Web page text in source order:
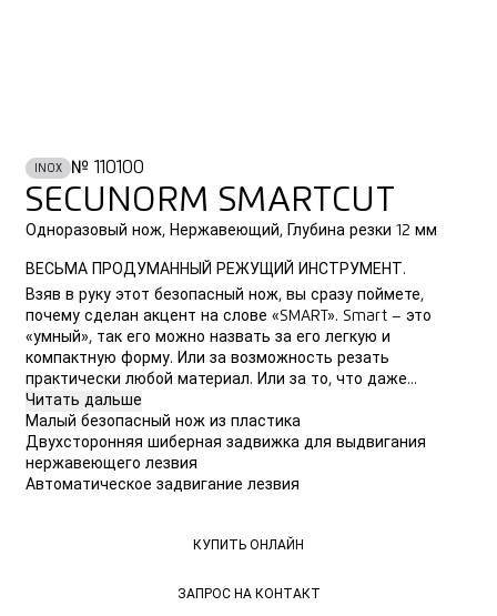
INOX № 110100
SECUNORM SMARTCUT
Одноразовый нож, Нержавеющий, Глубина резки 12 мм
ВЕСЬМА ПРОДУМАННЫЙ РЕЖУЩИЙ ИНСТРУМЕНТ.
Взяв в руку этот безопасный нож, вы сразу поймете,
почему сделан акцент на слове «SMART». Smart – это
«умный», так его можно назвать за его легкую и
компактную форму. Или за возможность резать
практически любой материал. Или за то, что даже...
Читать дальше
Малый безопасный нож из пластика
Двухсторонняя шиберная задвижка для выдвигания
нержавеющего лезвия
Автоматическое задвигание лезвия
КУПИТЬ ОНЛАЙН
ЗАПРОС НА КОНТАКТ